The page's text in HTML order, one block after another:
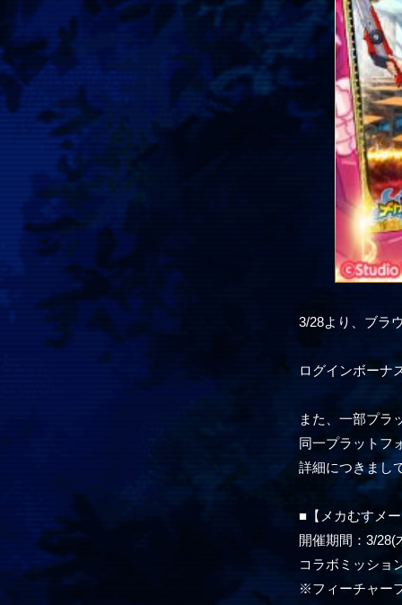
3/28より、ブラ
ログインボーナ
また、一部プラ
同一プラットフ
詳細につきまし
■【メカむすメ
開催期間：3/28(
コラボミッショ
※フィーチャー